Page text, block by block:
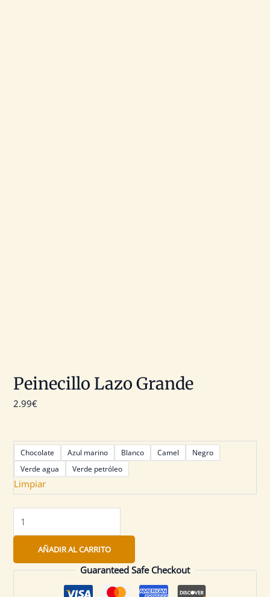
Peinecillo Lazo Grande
2.99€
Chocolate Azul marino Blanco Camel
Negro
Verde agua
Verde petróleo
Limpiar
AÑADIR AL CARRITO
Guaranteed Safe Checkout